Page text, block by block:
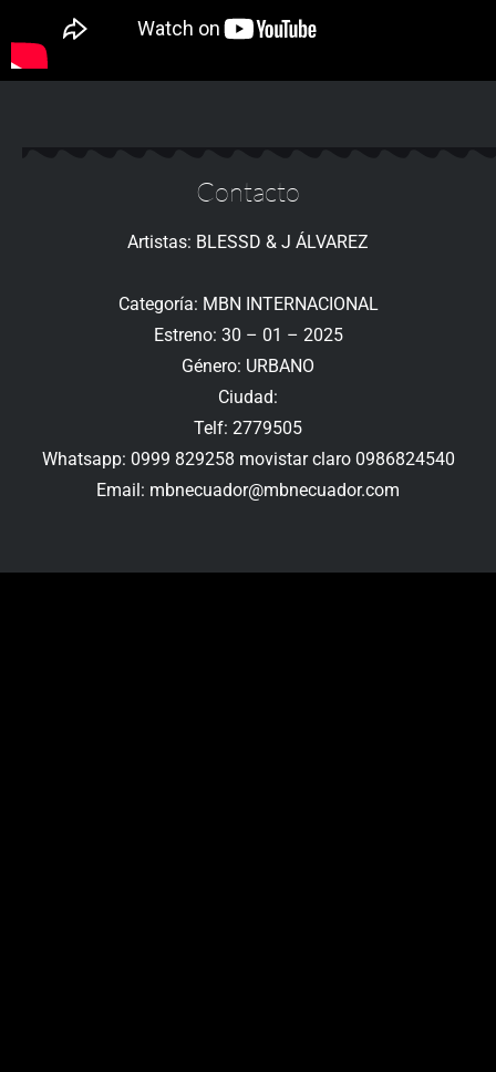
Contacto
Artistas: BLESSD & J ÁLVAREZ
Categoría: MBN INTERNACIONAL
Estreno: 30 – 01 – 2025
Género: URBANO
Ciudad:
Telf: 2779505
Whatsapp: 0999 829258 movistar claro 0986824540
Email: mbnecuador@mbnecuador.com